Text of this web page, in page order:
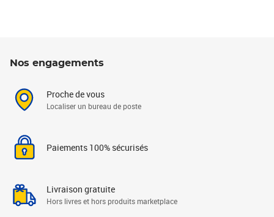
Nos engagements
Proche de vous
Localiser un bureau de poste
Paiements 100% sécurisés
Livraison gratuite
Hors livres et hors produits marketplace